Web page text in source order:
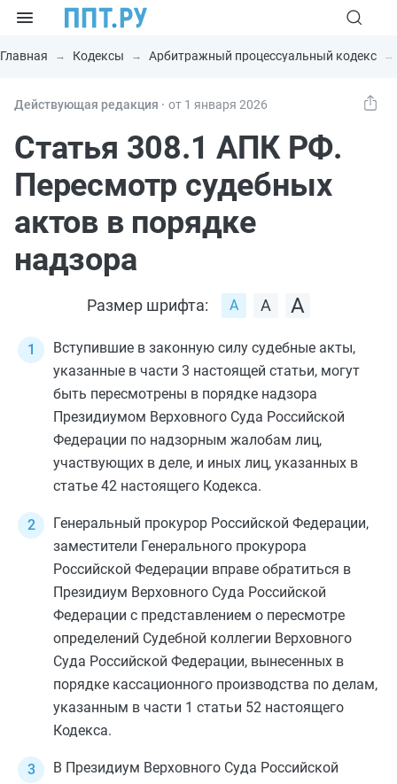
Главная Кодексы Арбитражный процессуальный кодекс
Действующая редакция ⸱ от 1 января 2026
Статья 308.1 АПК РФ.
Пересмотр судебных
актов в порядке
надзора
Размер шрифта:
Вступившие в законную силу судебные акты,
указанные в части 3 настоящей статьи, могут
быть пересмотрены в порядке надзора
Президиумом Верховного Суда Российской
Федерации по надзорным жалобам лиц,
участвующих в деле, и иных лиц, указанных в
статье 42 настоящего Кодекса.
Генеральный прокурор Российской Федерации,
заместители Генерального прокурора
Российской Федерации вправе обратиться в
Президиум Верховного Суда Российской
Федерации с представлением о пересмотре
определений Судебной коллегии Верховного
Суда Российской Федерации, вынесенных в
порядке кассационного производства по делам,
указанным в части 1 статьи 52 настоящего
Кодекса.
В Президиум Верховного Суда Российской